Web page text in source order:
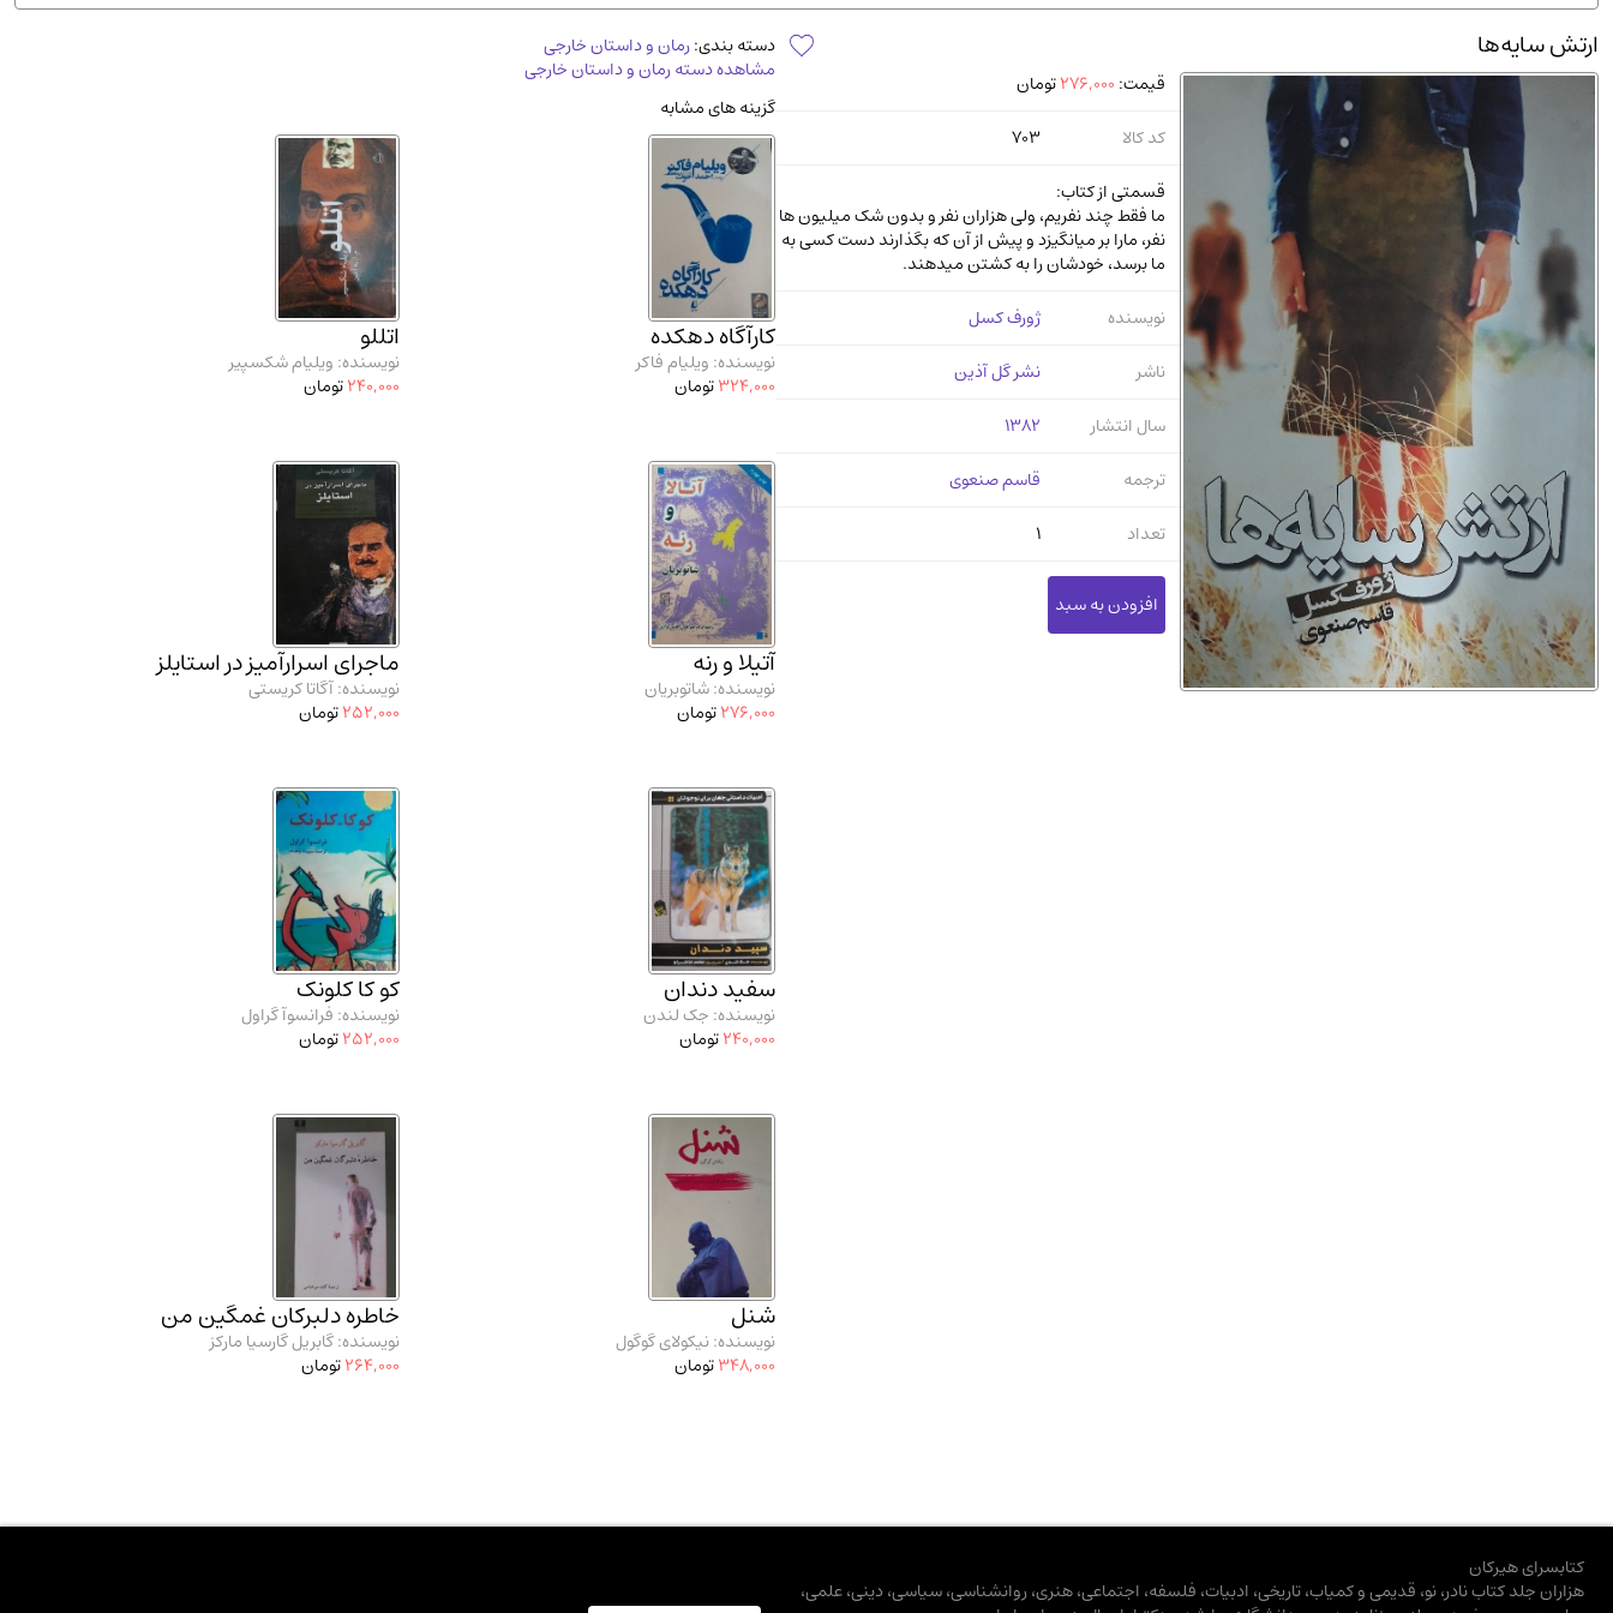
دانشگاه پیامـ نور
ارتش سایه‌ها
قیمت: 276,000تومان
کد کالا
703
قسمتی از کتاب:
ما فقط چند نفریم، ولی هزاران نفر و بدون شک میلیون ها
نفر، مارا بر میانگیزد و پیش از آن که بگذارند دست کسی به
ما برسد‌، خودشان را به کشتن میدهند.
نویسنده
ژورف کسل
ناشر
نشر گل آذین
سال انتشار
1382
ترجمه
قاسم صنعوی
تعداد
1
دسته بندی:رمان و داستان خارجی
مشاهده دسته رمان و داستان خارجی
گزینه های مشابه
کارآگاه دهکده
نویسنده: ویلیام فاکر
324,000تومان
اتللو
نویسنده: ویلیام شکسپیر
240,000تومان
آتیلا و رنه
نویسنده: شاتوبریان
276,000تومان
ماجرای اسرارآمیز در استایلز
نویسنده: آگاتا کریستی
252,000تومان
سفید دندان
نویسنده: جک لندن
240,000تومان
کو کا کلونک
نویسنده: فرانسوآ گراول
252,000تومان
شنل
نویسنده: نیکولای گوگول
348,000تومان
خاطره دلبرکان غمگین من
نویسنده: گابریل گارسیا مارکز
264,000تومان
کتابسرای هیرکان
هزاران جلد کتاب نادر، نو، قدیمی و کمیاب، تاریخی، ادبیات، فلسفه، اجتماعی، هنری، روانشناسی، سیاسی، دینی، علمی،